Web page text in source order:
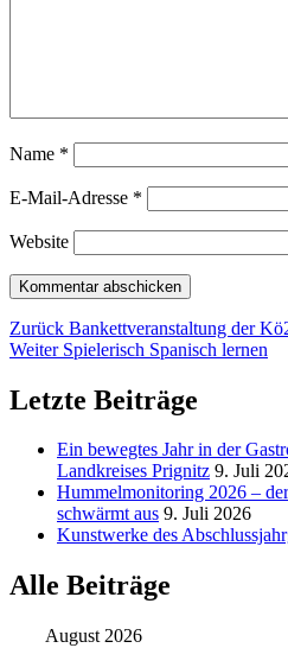
Name *
E-Mail-Adresse *
Website
Beitragsnavigation
Zurück Vorheriger
Beitrag:
Bankettveranstaltung der
Weiter Nächster
Spielerisch Spanisch lernen
Letzte Beiträge
Ein bewegtes Jahr in der
Landkreises Prignitz 9. Juli
Hummelmonitoring 2026 –
schwärmt aus 9. Juli 2026
Kunstwerke des
Alle Beiträge
August 2026